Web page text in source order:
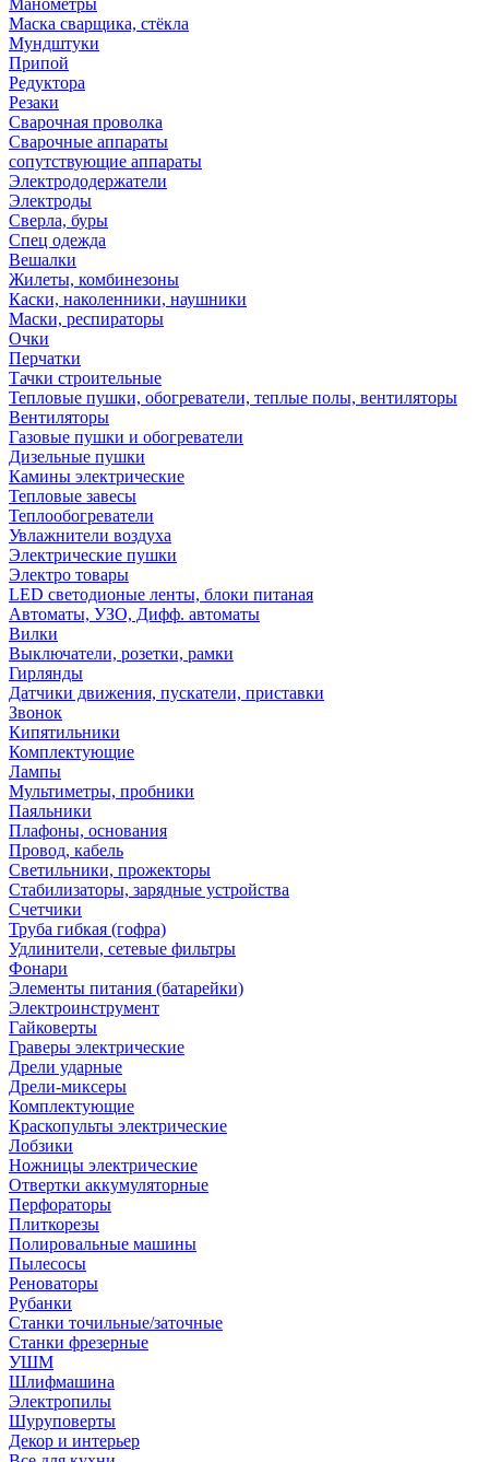
Манометры
Маска сварщика, стёкла
Мундштуки
Припой
Редуктора
Резаки
Сварочная проволка
Сварочные аппараты
сопутствующие аппараты
Электрододержатели
Электроды
Сверла, буры
Спец одежда
Вешалки
Жилеты, комбинезоны
Каски, наколенники, наушники
Маски, респираторы
Очки
Перчатки
Тачки строительные
Тепловые пушки, обогреватели, теплые полы, вентиляторы
Вентиляторы
Газовые пушки и обогреватели
Дизельные пушки
Камины электрические
Тепловые завесы
Теплообогреватели
Увлажнители воздуха
Электрические пушки
Электро товары
LED светодионые ленты, блоки питаная
Автоматы, УЗО, Дифф. автоматы
Вилки
Выключатели, розетки, рамки
Гирлянды
Датчики движения, пускатели, приставки
Звонок
Кипятильники
Комплектующие
Лампы
Мультиметры, пробники
Паяльники
Плафоны, основания
Провод, кабель
Светильники, прожекторы
Стабилизаторы, зарядные устройства
Счетчики
Труба гибкая (гофра)
Удлинители, сетевые фильтры
Фонари
Элементы питания (батарейки)
Электроинструмент
Гайковерты
Граверы электрические
Дрели ударные
Дрели-миксеры
Комплектующие
Краскопульты электрические
Лобзики
Ножницы электрические
Отвертки аккумуляторные
Перфораторы
Плиткорезы
Полировальные машины
Пылесосы
Реноваторы
Рубанки
Станки точильные/заточные
Станки фрезерные
УШМ
Шлифмашина
Электропилы
Шуруповерты
Декор и интерьер